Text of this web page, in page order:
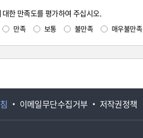
한 만족도를 평가하여 주십시오.
만족 보통 불만족 매우불만족
이메일무단수집거부 저작권정책